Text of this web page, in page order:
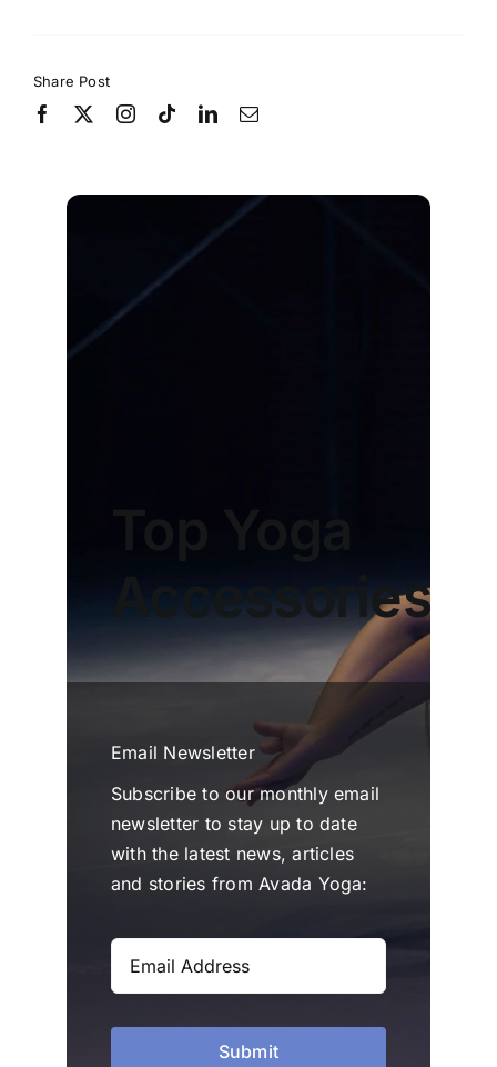
Share Post
Accessories
Email Newsletter
Subscribe to our monthly email
newsletter to stay up to date
with the latest news, articles
and stories from Avada Yoga:
Submit